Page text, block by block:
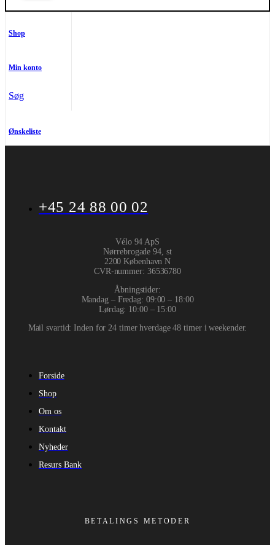
Shop
Min konto
Søg
Ønskeliste
+45 24 88 00 02
Vélo 94 ApS
Nørrebrogade 94, st
2200 København N
CVR-nummer: 36536780
Åbningstider:
Mandag – Fredag: 09:00 – 18:00
Lørdag: 10:00 – 15:00
Mail svartid: Inden for 24 timer hverdage 48 timer i weekender.
Forside
Shop
Om os
Kontakt
Nyheder
Resurs Bank
BETALINGS METODER